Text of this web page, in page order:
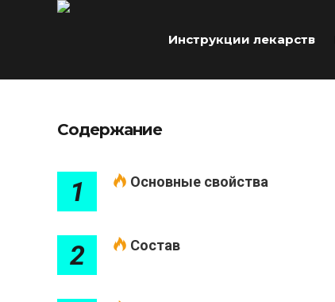
Инструкции лекарств
Содержание
1 Основные свойства
2 Состав